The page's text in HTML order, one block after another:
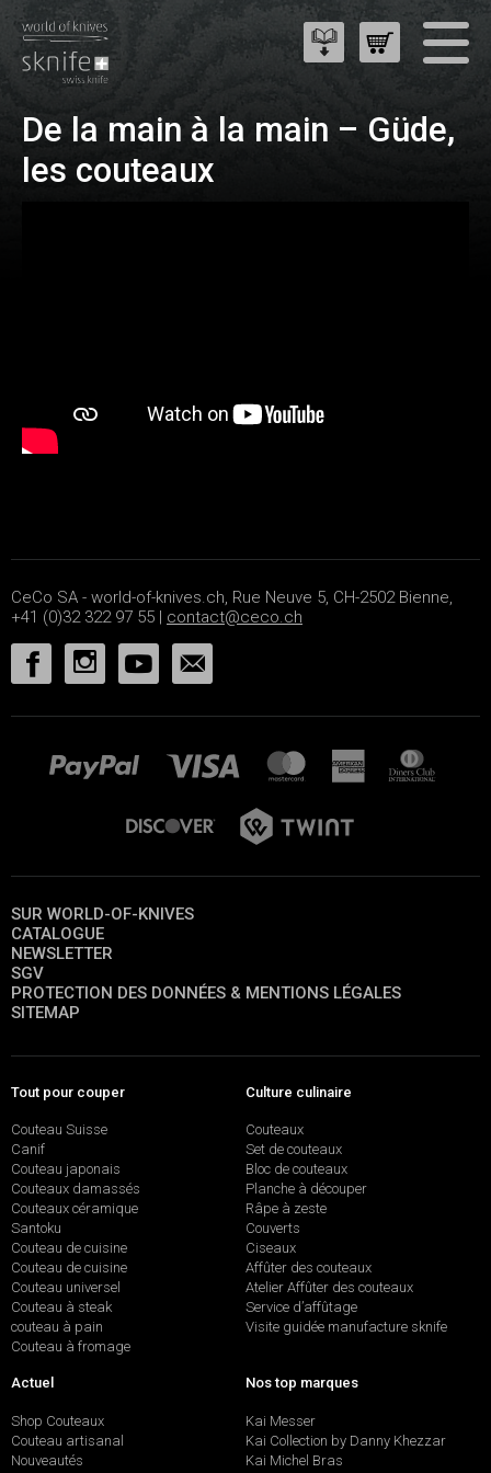
De la main à la main – Güde,
les couteaux
CeCo SA - world-of-knives.ch, Rue Neuve 5, CH-2502 Bienne,
+41 (0)32 322 97 55 | contact@ceco.ch
SUR WORLD-OF-KNIVES
CATALOGUE
NEWSLETTER
SGV
PROTECTION DES DONNÉES & MENTIONS LÉGALES
SITEMAP
Tout pour couper
Couteau Suisse
Canif
Couteau japonais
Couteaux damassés
Couteaux céramique
Santoku
Couteau de cuisine
Couteau de cuisine
Couteau universel
Couteau à steak
couteau à pain
Couteau à fromage
Culture culinaire
Couteaux
Set de couteaux
Bloc de couteaux
Planche à découper
Râpe à zeste
Couverts
Ciseaux
Affûter des couteaux
Atelier Affûter des couteaux
Service d’affûtage
Visite guidée manufacture sknife
Actuel
Shop Couteaux
Couteau artisanal
Nouveautés
Nos top marques
Kai Messer
Kai Collection by Danny Khezzar
Kai Michel Bras